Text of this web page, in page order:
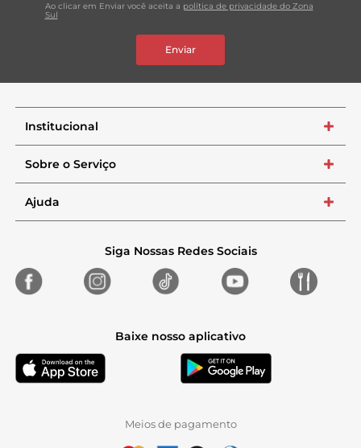
Ao clicar em Enviar você aceita a política de privacidade do Zona
Sul
Enviar
Institucional +
Sobre o Serviço +
Ajuda +
Siga Nossas Redes Sociais
Baixe nosso aplicativo
Meios de pagamento